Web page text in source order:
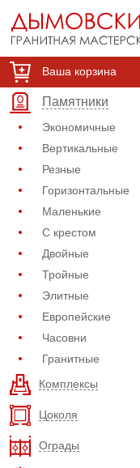
Ваша корзина
Памятники
Экономичные
Вертикальные
Резные
Горизонтальные
Маленькие
С крестом
Двойные
Тройные
Элитные
Европейские
Часовни
Гранитные
Комплексы
Цоколя
Ограды